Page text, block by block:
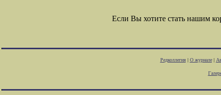
Если Вы хотите стать нашим
Редколлегия| О журнале|